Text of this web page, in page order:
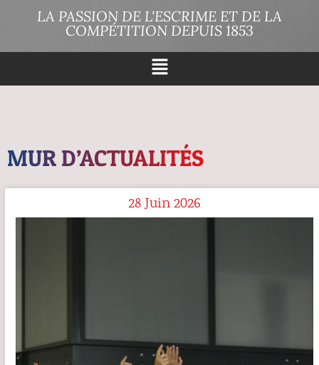
LA PASSION DE L'ESCRIME ET DE LA
COMPÉTITION DEPUIS 1853
MUR D’ACTUALITÉS
28 Juin 2026